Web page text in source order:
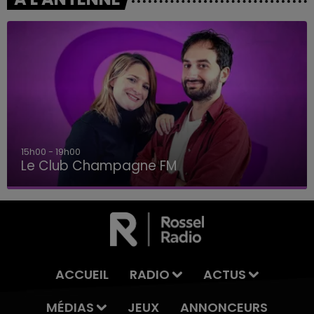
15h00 - 19h00
Le Club Champagne FM
ACCUEIL RADIO
ACTUS
MÉDIAS
JEUX ANNONCEURS